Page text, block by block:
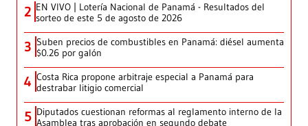
2 EN VIVO | Lotería Nacional de Panamá - Resultados del
sorteo de este 5 de agosto de 2026
3 Suben precios de combustibles en Panamá: diésel aumenta
$0.26 por galón
4 Costa Rica propone arbitraje especial a Panamá para
destrabar litigio comercial
5 Diputados cuestionan reformas al reglamento interno de la
Asamblea tras aprobación en segundo debate